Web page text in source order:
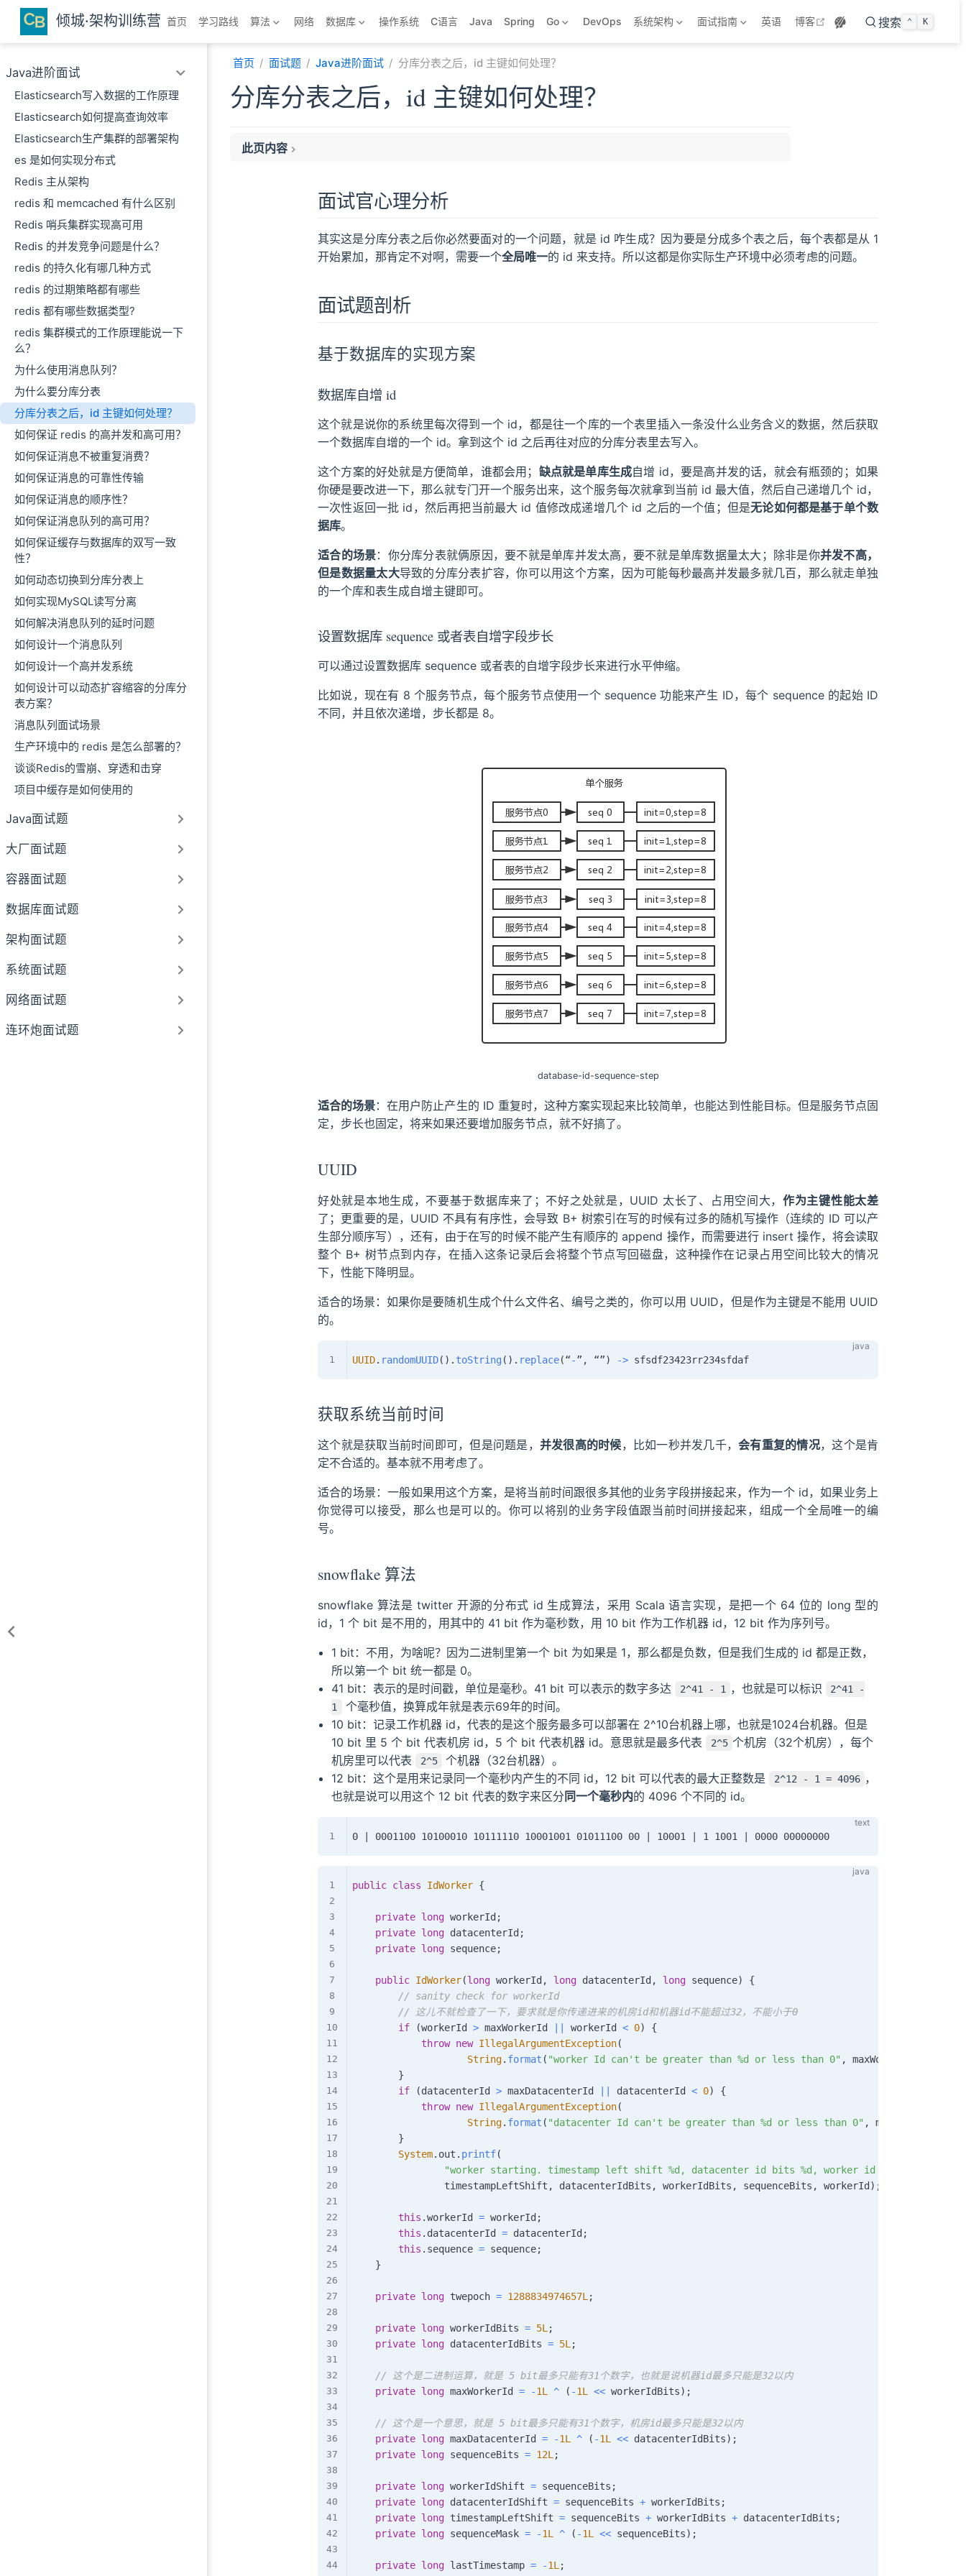
跳至主要內容
倾城·架构训练营 首页 学习路线 算法 网络 数据库 操作系统 C语言 Java Spring Go DevOps 系统架构 面试指南 英语 博客 open in new window
搜索 ⌃ K
Java进阶面试
Elasticsearch写入数据的工作原理
Elasticsearch如何提高查询效率
Elasticsearch生产集群的部署架构
es 是如何实现分布式
Redis 主从架构
redis 和 memcached 有什么区别
Redis 哨兵集群实现高可用
Redis 的并发竞争问题是什么？
redis 的持久化有哪几种方式
redis 的过期策略都有哪些
redis 都有哪些数据类型?
redis 集群模式的工作原理能说一下
么？
为什么使用消息队列？
为什么要分库分表
分库分表之后，id 主键如何处理？
如何保证 redis 的高并发和高可用？
如何保证消息不被重复消费？
如何保证消息的可靠性传输
如何保证消息的顺序性？
如何保证消息队列的高可用？
如何保证缓存与数据库的双写一致
性？
如何动态切换到分库分表上
如何实现MySQL读写分离
如何解决消息队列的延时问题
如何设计一个消息队列
如何设计一个高并发系统
如何设计可以动态扩容缩容的分库分
表方案？
消息队列面试场景
生产环境中的 redis 是怎么部署的？
谈谈Redis的雪崩、穿透和击穿
项目中缓存是如何使用的
Java面试题
大厂面试题
容器面试题
数据库面试题
架构面试题
系统面试题
网络面试题
连环炮面试题
首页 面试题 Java进阶面试 分库分表之后，id 主键如何处理？
分库分表之后，id 主键如何处理？
此页内容
基于数据库的实现方案
获取系统当前时间
面试官心理分析
其实这是分库分表之后你必然要面对的一个问题，就是 id 咋生成？因为要是分成多个表之后，每个表都是从 1
开始累加，那肯定不对啊，需要一个全局唯一的 id 来支持。所以这都是你实际生产环境中必须考虑的问题。
面试题剖析
基于数据库的实现方案
数据库自增 id
这个就是说你的系统里每次得到一个 id，都是往一个库的一个表里插入一条没什么业务含义的数据，然后获取
一个数据库自增的一个 id。拿到这个 id 之后再往对应的分库分表里去写入。
这个方案的好处就是方便简单，谁都会用； 缺点就是单库生成自增 id，要是高并发的话，就会有瓶颈的；如果
你硬是要改进一下，那么就专门开一个服务出来，这个服务每次就拿到当前 id 最大值，然后自己递增几个 id，
一次性返回一批 id，然后再把当前最大 id 值修改成递增几个 id 之后的一个值；但是无论如何都是基于单个数
据库。
适合的场景：你分库分表就俩原因，要不就是单库并发太高，要不就是单库数据量太大；除非是你并发不高，
但是数据量太大导致的分库分表扩容，你可以用这个方案，因为可能每秒最高并发最多就几百，那么就走单独
的一个库和表生成自增主键即可。
设置数据库 sequence 或者表自增字段步长
可以通过设置数据库 sequence 或者表的自增字段步长来进行水平伸缩。
比如说，现在有 8 个服务节点，每个服务节点使用一个 sequence 功能来产生 ID，每个 sequence 的起始 ID
不同，并且依次递增，步长都是 8。
database-id-sequence-step
适合的场景：在用户防止产生的 ID 重复时，这种方案实现起来比较简单，也能达到性能目标。但是服务节点固
定，步长也固定，将来如果还要增加服务节点，就不好搞了。
UUID
好处就是本地生成，不要基于数据库来了；不好之处就是，UUID 太长了、占用空间大，作为主键性能太差
了；更重要的是，UUID 不具有有序性，会导致 B+ 树索引在写的时候有过多的随机写操作（连续的 ID 可以产
生部分顺序写），还有，由于在写的时候不能产生有顺序的 append 操作，而需要进行 insert 操作，将会读取
整个 B+ 树节点到内存，在插入这条记录后会将整个节点写回磁盘，这种操作在记录占用空间比较大的情况
下，性能下降明显。
适合的场景：如果你是要随机生成个什么文件名、编号之类的，你可以用 UUID，但是作为主键是不能用 UUID
的。
UUID. randomUUID( ) . toString ( ) . replace(“-” , “”) ->
获取系统当前时间
这个就是获取当前时间即可，但是问题是， 并发很高的时候，比如一秒并发几千，会有重复的情况，这个是肯
定不合适的。基本就不用考虑了。
适合的场景：一般如果用这个方案，是将当前时间跟很多其他的业务字段拼接起来，作为一个 id，如果业务上
你觉得可以接受，那么也是可以的。你可以将别的业务字段值跟当前时间拼接起来，组成一个全局唯一的编
号。
snowflake 算法
snowflake 算法是 twitter 开源的分布式 id 生成算法，采用 Scala 语言实现，是把一个 64 位的 long 型的
id，1 个 bit 是不用的，用其中的 41 bit 作为毫秒数，用 10 bit 作为工作机器 id，12 bit 作为序列号。
1 bit：不用，为啥呢？因为二进制里第一个 bit 为如果是 1，那么都是负数，但是我们生成的 id 都是正数，
所以第一个 bit 统一都是 0。
41 bit：表示的是时间戳，单位是毫秒。41 bit 可以表示的数字多达
2^41 - 1 ，也就是可以标识
2^41 -
1
个毫秒值，换算成年就是表示69年的时间。
10 bit：记录工作机器 id，代表的是这个服务最多可以部署在 2^10台机器上哪，也就是1024台机器。但是
10 bit 里 5 个 bit 代表机房 id，5 个 bit 代表机器 id。意思就是最多代表
2^5 个机房（32个机房），每个
机房里可以代表
2^5
个机器（32台机器）。
12 bit：这个是用来记录同一个毫秒内产生的不同 id，12 bit 可以代表的最大正整数是
2^12 - 1 = 4096 ，
也就是说可以用这个 12 bit 代表的数字来区分 同一个毫秒内的 4096 个不同的 id。
public class IdWorker {
private long workerId ;
private long datacenterId ;
private long sequence;
public IdWorker(long workerId , long datacenterId , long sequence)
{
// sanity check for workerId
// 这儿不就检查了一下，要求就是你传递进来的机房id和机器id不能超过32，不能小于0
if
(workerId > maxWorkerId workerId < 0)
{
throw new IllegalArgumentException(
String. format ( "worker Id can't be greater than %d or less than 0" , maxWorkerId
}
if
(datacenterId > maxDatacenterId datacenterId < 0)
{
throw new IllegalArgumentException(
String. format ( "datacenter Id can't be greater than %d or less than 0" , maxDatacenterId
}
System. out . printf(
"worker starting. timestamp left shift %d, datacenter id bits %d, worker id bits %d,
                timestampLeftShift
, datacenterIdBits , workerIdBits , sequenceBits , workerId ) ;
this .workerId = workerId ;
this . datacenterId = datacenterId ;
this . sequence = sequence;
}
private long twepoch = 1288834974657L ;
private long workerIdBits = 5L ;
private long datacenterIdBits = 5L ;
// 这个是二进制运算，就是 5 bit最多只能有31个数字，也就是说机器id最多只能是32以内
private long maxWorkerId = -1L ^ ( -1L << workerIdBits) ;
// 这个是一个意思，就是 5 bit最多只能有31个数字，机房id最多只能是32以内
private long maxDatacenterId = -1L ^ ( -1L << datacenterIdBits) ;
private long sequenceBits = 12L ;
private long workerIdShift = sequenceBits ;
private long datacenterIdShift = sequenceBits + workerIdBits ;
private long timestampLeftShift = sequenceBits + workerIdBits + datacenterIdBits ;
private long sequenceMask = -1L ^ ( -1L << sequenceBits) ;
private long lastTimestamp = -1L ;